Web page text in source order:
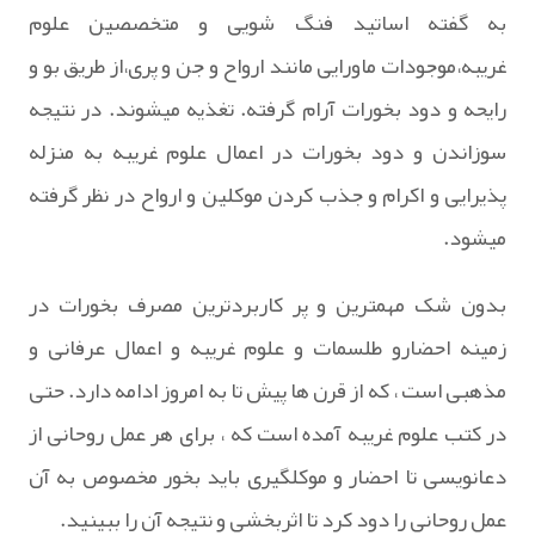
به گفته اساتید فنگ شویی و متخصصین علوم
غریبه،موجودات ماورایی مانند ارواح و جن و پری،از طریق بو و
رایحه و دود بخورات آرام گرفته. تغذیه میشوند. در نتیجه
سوزاندن و دود بخورات در اعمال علوم غریبه به منزله
پذیرایی و اکرام و جذب کردن موکلین و ارواح در نظر گرفته
میشود.
بدون شک مهمترین و پر کاربردترین مصرف بخورات در
زمینه احضارو طلسمات و علوم غریبه و اعمال عرفانی و
مذهبی است ، که از قرن ها پیش تا به امروز ادامه دارد. حتی
در کتب علوم غریبه آمده است که ، برای هر عمل روحانی از
دعانویسی تا احضار و موکلگیری باید بخور مخصوص به آن
عمل روحانی را دود کرد تا اثربخشی و نتیجه آن را ببینید.